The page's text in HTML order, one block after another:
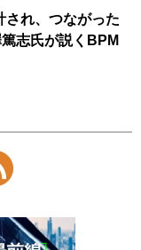
され、つながった
志氏が説くBPM